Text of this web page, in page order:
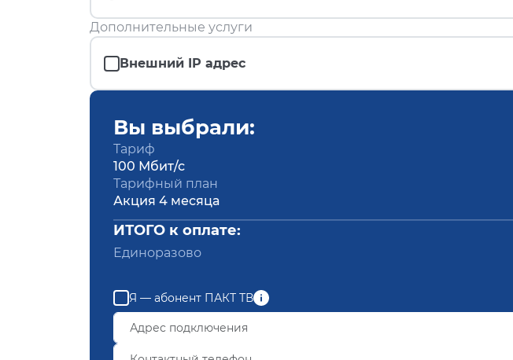
Дополнительные услуги
Внешний IP адрес
Вы выбрали:
Тариф
100 Мбит/с
Тарифный план
Акция 4 месяца
ИТОГО к оплате:
Единоразово
Я — абонент ПАКТ ТВ